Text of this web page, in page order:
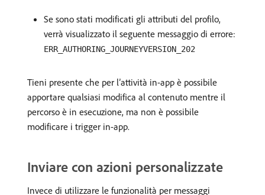
Se sono stati modificati gli attributi del profilo,
verrà visualizzato il seguente messaggio di errore:
ERR_AUTHORING_JOURNEYVERSION_202
Tieni presente che per l’attività in-app è possibile
apportare qualsiasi modifica al contenuto mentre il
percorso è in esecuzione, ma non è possibile
modificare i trigger in-app.
Inviare con azioni personalizzate
Invece di utilizzare le funzionalità per messaggi